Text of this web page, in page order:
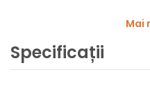
doua roti mari si o roataMai
Specificații